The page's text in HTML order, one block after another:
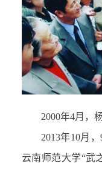
2000年4月，
2013年10月
云南师范大学“武